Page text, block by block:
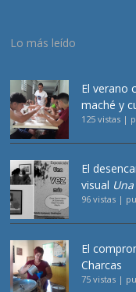
Lo más leído
El verano
maché y
125 vistas |
El
visual
96 vistas |
El
Charcas
75 vistas |